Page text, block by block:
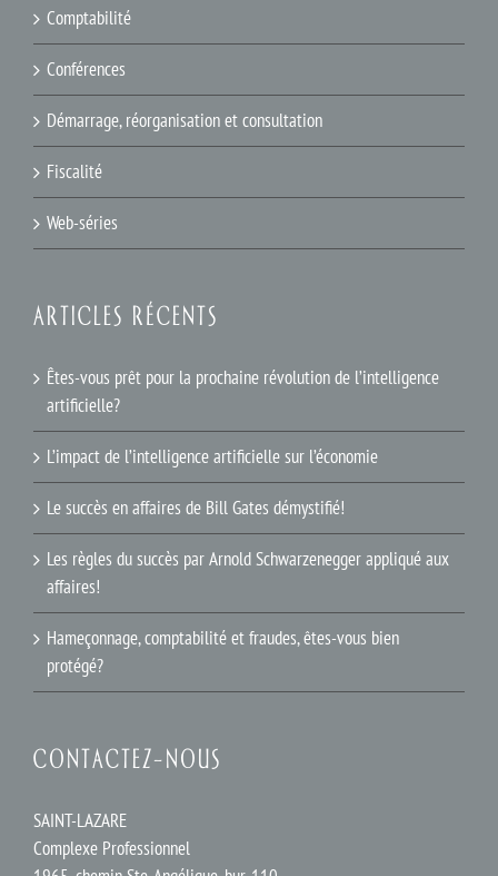
Comptabilité
Conférences
Démarrage, réorganisation et consultation
Fiscalité
Web-séries
ARTICLES RÉCENTS
Êtes-vous prêt pour la prochaine révolution de l’intelligence
artificielle?
L’impact de l’intelligence artificielle sur l’économie
Le succès en affaires de Bill Gates démystifié!
Les règles du succès par Arnold Schwarzenegger appliqué aux
affaires!
Hameçonnage, comptabilité et fraudes, êtes-vous bien
protégé?
CONTACTEZ-NOUS
SAINT-LAZARE
Complexe Professionnel